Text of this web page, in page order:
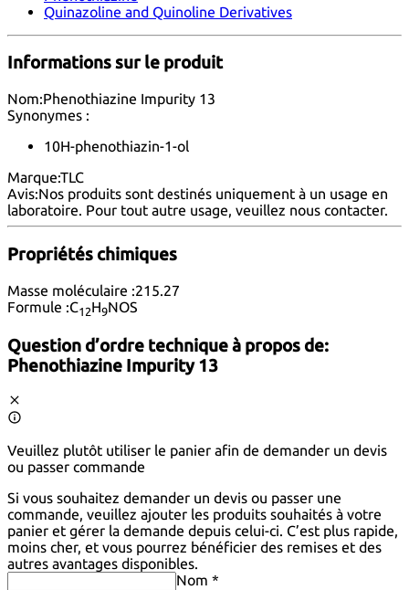
Quinazoline and Quinoline Derivatives
Informations sur le produit
Nom:Phenothiazine Impurity 13
Synonymes :
10H-phenothiazin-1-ol
Marque:TLC
Avis:Nos produits sont destinés uniquement à un usage en
laboratoire. Pour tout autre usage, veuillez nous contacter.
Propriétés chimiques
Masse moléculaire :215.27
Formule :C12H9NOS
Question d’ordre technique à propos de:
Phenothiazine Impurity 13
Veuillez plutôt utiliser le panier afin de demander un devis
ou passer commande
Si vous souhaitez demander un devis ou passer une
commande, veuillez ajouter les produits souhaités à votre
panier et gérer la demande depuis celui-ci. C’est plus rapide,
moins cher, et vous pourrez bénéficier des remises et des
autres avantages disponibles.
Nom *